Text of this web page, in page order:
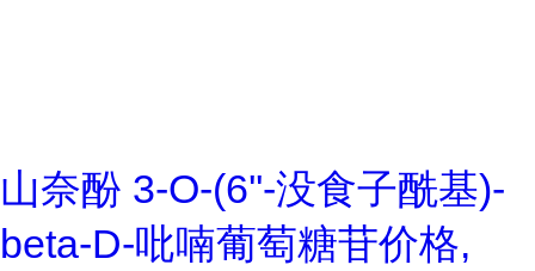
山奈酚 3-O-(6''-没食子酰基)-
beta-D-吡喃葡萄糖苷价格,